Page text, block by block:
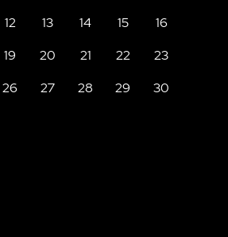
12 13 14 15
16
19 20 21 22
23
26 27 28 29
30